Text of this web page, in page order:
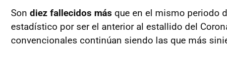
Son diez fallecidos más que en el mismo periodo
estadístico por ser el anterior al estallido del
convencionales continúan siendo las que más